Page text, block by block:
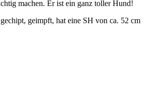
machen. Er ist ein ganz toller Hund!
geimpft, hat eine SH von ca. 52 cm